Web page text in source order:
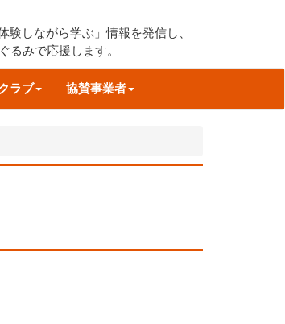
験しながら学ぶ」情報を発信し、
るみで応援します。
ラブ 協賛事業者